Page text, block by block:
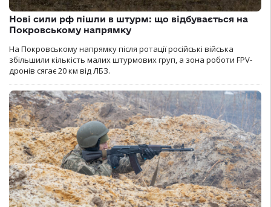
Нові сили рф пішли в штурм: що відбувається на
Покровському напрямку
На Покровському напрямку після ротації російські війська
збільшили кількість малих штурмових груп, а зона роботи FPV-
дронів сягає 20 км від ЛБЗ.